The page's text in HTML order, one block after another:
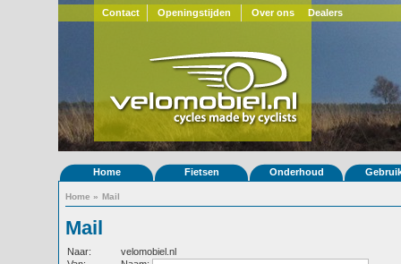
Contact Openingstijden Over ons Dealers
Home Fietsen Onderhoud
Home » Mail
Mail
Naar:
velomobiel.nl